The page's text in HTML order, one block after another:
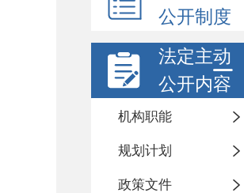
公开制度
法定主动
公开内容
机构职能
规划计划
政策文件